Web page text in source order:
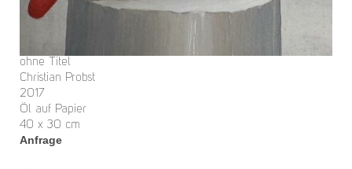
ohne Titel
Christian Probst
2017
Öl auf Papier
40 x 30 cm
Anfrage